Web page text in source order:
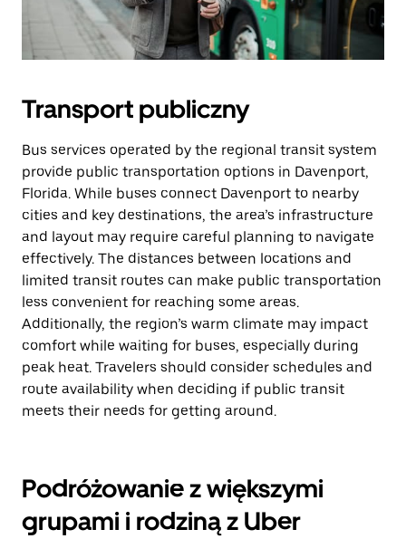
Transport publiczny
Bus services operated by the regional transit system
provide public transportation options in Davenport,
Florida. While buses connect Davenport to nearby
cities and key destinations, the area’s infrastructure
and layout may require careful planning to navigate
effectively. The distances between locations and
limited transit routes can make public transportation
less convenient for reaching some areas.
Additionally, the region’s warm climate may impact
comfort while waiting for buses, especially during
peak heat. Travelers should consider schedules and
route availability when deciding if public transit
meets their needs for getting around.
Podróżowanie z większymi
grupami i rodziną z Uber